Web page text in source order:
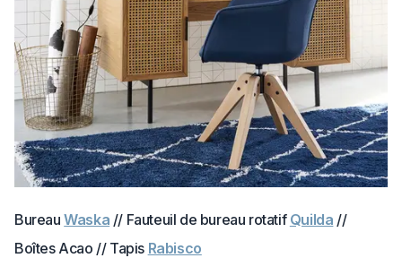
BureauWaska // Fauteuil de bureau rotatif Quilda //
Boîtes Acao // Tapis Rabisco